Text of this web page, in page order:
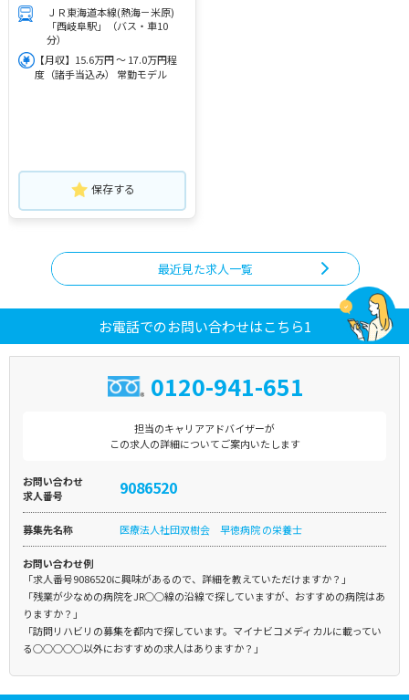
ＪＲ東海道本線(熱海－米原)
「西岐阜駅」（バス・車10
分）
【月収】15.6万円 ～ 17.0万円程
度（諸手当込み） 常勤モデル
保存する
最近見た求人一覧
お電話でのお問い合わせはこちら1
0120-941-651
担当のキャリアアドバイザーが
この求人の詳細についてご案内いたします
お問い合わせ
求人番号
9086520
募集先名称 医療法人社団双樹会 早徳病院 の栄養士
お問い合わせ例
「求人番号9086520に興味があるので、詳細を教えていただけますか？」
「残業が少なめの病院をJR○○線の沿線で探していますが、おすすめの病院はあ
りますか？」
「訪問リハビリの募集を都内で探しています。マイナビコメディカルに載ってい
る○○○○○以外におすすめの求人はありますか？」